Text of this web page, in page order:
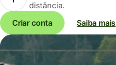
distância.
Criar conta
Saiba mais